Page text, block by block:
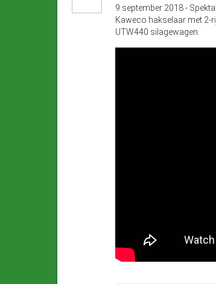
9 september 2018 -
Kaweco hakselaar met 2-
UTW440 silagewagen.